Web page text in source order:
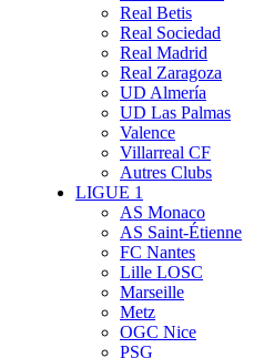
Real Betis
Real Sociedad
Real Madrid
Real Zaragoza
UD Almería
UD Las Palmas
Valence
Villarreal CF
Autres Clubs
LIGUE 1
AS Monaco
AS Saint-Étienne
FC Nantes
Lille LOSC
Marseille
Metz
OGC Nice
PSG